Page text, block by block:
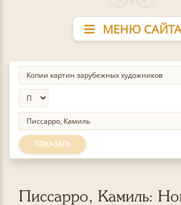
МЕНЮ САЙТА
ПОКАЗАТЬ
Писсарро, Камиль: